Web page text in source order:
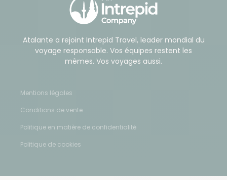
Atalante a rejoint Intrepid Travel, leader mondial du
voyage responsable. Vos équipes restent les
mêmes. Vos voyages aussi.
Mentions légales
Conditions de vente
Politique en matière de confidentialité
Politique de cookies